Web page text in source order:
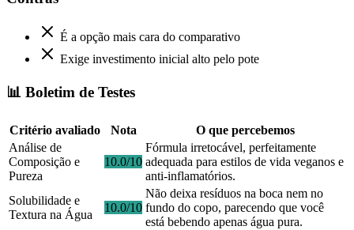
É a opção mais cara do comparativo
Exige investimento inicial alto pelo pote
📊 Boletim de Testes
Critério avaliado Nota
O que percebemos
Análise de
Composição e
Pureza
10.0/10
Fórmula irretocável, perfeitamente
adequada para estilos de vida veganos e
anti-inflamatórios.
Solubilidade e
Textura na Água
10.0/10
Não deixa resíduos na boca nem no
fundo do copo, parecendo que você
está bebendo apenas água pura.